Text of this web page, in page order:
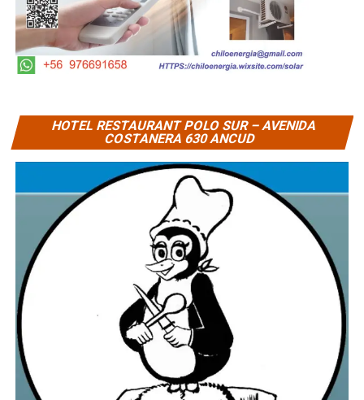
HOTEL RESTAURANT POLO SUR – AVENIDA
COSTANERA 630 ANCUD